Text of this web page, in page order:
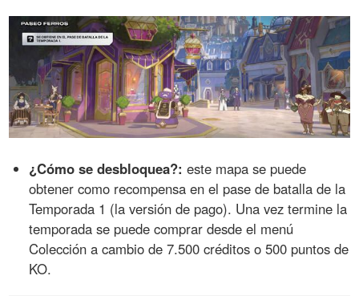
¿Cómo se desbloquea?: este mapa se puede
obtener como recompensa en el pase de batalla de la
Temporada 1 (la versión de pago). Una vez termine la
temporada se puede comprar desde el menú
Colección a cambio de 7.500 créditos o 500 puntos de
KO.